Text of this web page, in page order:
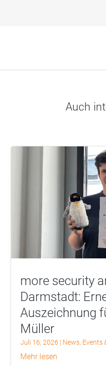
Auch
more security
Darmstadt:
Auszeichnung
Müller
Juli 16, 2026 | News, Events
mehr lesen